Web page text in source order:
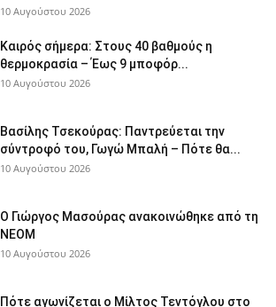
10 Αυγούστου 2026
Καιρός σήμερα: Στους 40 βαθμούς η
θερμοκρασία – Έως 9 μποφόρ...
10 Αυγούστου 2026
Βασίλης Τσεκούρας: Παντρεύεται την
σύντροφό του, Γωγώ Μπαλή – Πότε θα...
10 Αυγούστου 2026
Ο Γιώργος Μασούρας ανακοινώθηκε από τη
ΝΕΟΜ
10 Αυγούστου 2026
Πότε αγωνίζεται ο Μίλτος Τεντόγλου στο